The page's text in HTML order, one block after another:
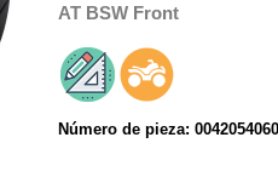
AT BSW Front
Número de pieza: